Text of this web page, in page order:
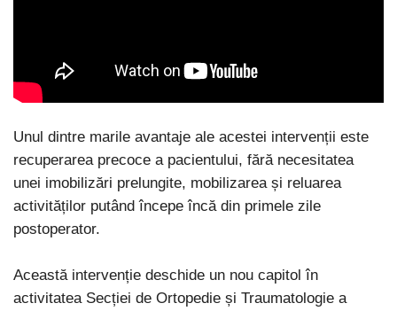
Unul dintre marile avantaje ale acestei intervenții este
recuperarea precoce a pacientului, fără necesitatea
unei imobilizări prelungite, mobilizarea și reluarea
activităților putând începe încă din primele zile
postoperator.
Această intervenție deschide un nou capitol în
activitatea Secției de Ortopedie și Traumatologie a